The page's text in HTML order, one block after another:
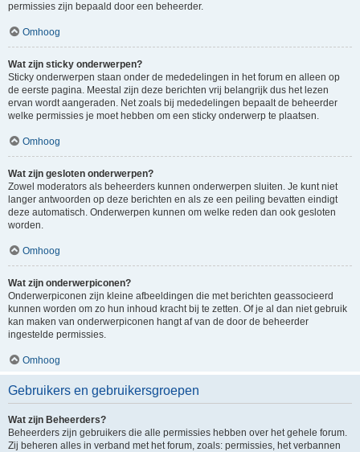
permissies zijn bepaald door een beheerder.
Omhoog
Wat zijn sticky onderwerpen?
Sticky onderwerpen staan onder de mededelingen in het forum en alleen op
de eerste pagina. Meestal zijn deze berichten vrij belangrijk dus het lezen
ervan wordt aangeraden. Net zoals bij mededelingen bepaalt de beheerder
welke permissies je moet hebben om een sticky onderwerp te plaatsen.
Omhoog
Wat zijn gesloten onderwerpen?
Zowel moderators als beheerders kunnen onderwerpen sluiten. Je kunt niet
langer antwoorden op deze berichten en als ze een peiling bevatten eindigt
deze automatisch. Onderwerpen kunnen om welke reden dan ook gesloten
worden.
Omhoog
Wat zijn onderwerpiconen?
Onderwerpiconen zijn kleine afbeeldingen die met berichten geassocieerd
kunnen worden om zo hun inhoud kracht bij te zetten. Of je al dan niet gebruik
kan maken van onderwerpiconen hangt af van de door de beheerder
ingestelde permissies.
Omhoog
Gebruikers en gebruikersgroepen
Wat zijn Beheerders?
Beheerders zijn gebruikers die alle permissies hebben over het gehele forum.
Zij beheren alles in verband met het forum, zoals: permissies, het verbannen